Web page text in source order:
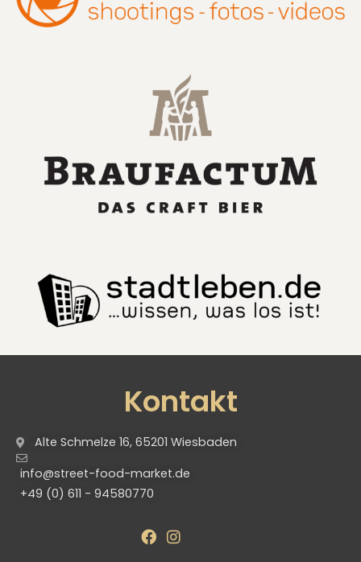
Kontakt
Alte Schmelze 16, 65201 Wiesbaden
info@street-food-market.de
+49 (0) 611 - 94580770